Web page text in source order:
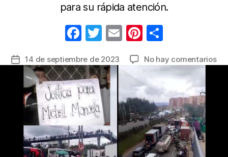
para su rápida atención.
F
c
e
b
o
o
k
T
itt
er
E
ail
Pi
er
e
st
m
p
ar
tir
Fecha
entrada
14 de septiembre de 2023 No hay comentariosen